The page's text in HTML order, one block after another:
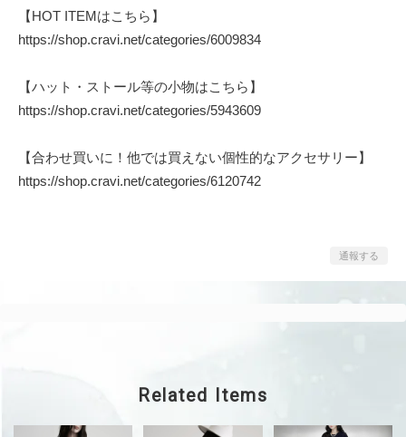
【HOT ITEMはこちら】
https://shop.cravi.net/categories/6009834
【ハット・ストール等の小物はこちら】
https://shop.cravi.net/categories/5943609
【合わせ買いに！他では買えない個性的なアクセサリー】
https://shop.cravi.net/categories/6120742
通報する
Related Items